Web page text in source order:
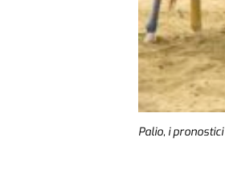
Palio, i